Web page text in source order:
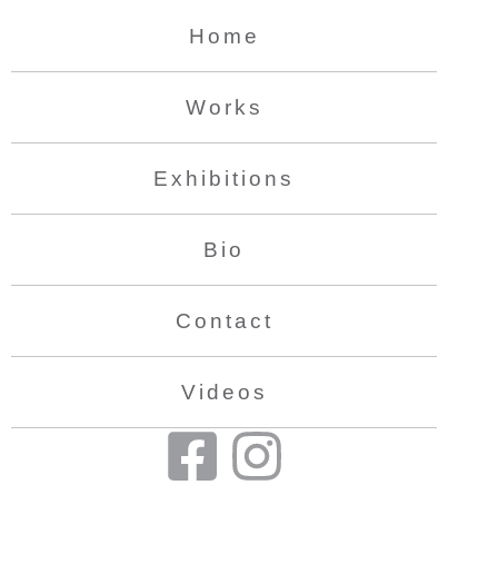
Home
Works
Exhibitions
Bio
Contact
Videos